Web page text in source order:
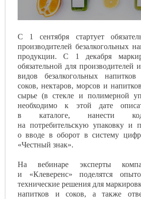
С 1 сентября стартует
производителей безалкогольных
продукции. С 1 декабря
обязательной для производителей
видов безалкогольных
соков, нектаров, морсов и
сырье (в стекле и полимерной
необходимо к этой дате
в каталоге, нанести
на потребительскую упаковку и
о вводе в оборот в систему
«Честный знак».
На вебинаре эксперты
и «Клеверенс» поделятся
технические решения для
напитков и соков, а также